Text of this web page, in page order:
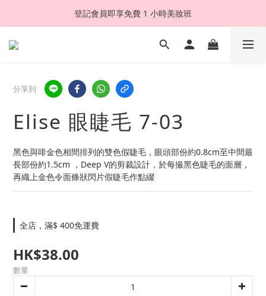
登記會員即享免費 1 小時美妝班
分享到
Elise 眼睫毛 7-03
黑色與啡金色相間排列的雙色假睫毛，眼頭部份約0.8cm至中間最
長部份約1.5cm ，Deep V的剪裁設計，於每撮黑色睫毛的面層，
再織上金色令面條狀閃片假睫毛作點綴
全店，滿$ 400免運費
HK$38.00
數量